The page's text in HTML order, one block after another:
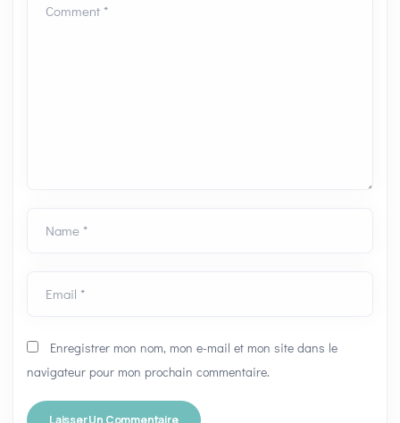
Comment *
Name *
Email *
Enregistrer mon nom, mon e-mail et mon site dans le
navigateur pour mon prochain commentaire.